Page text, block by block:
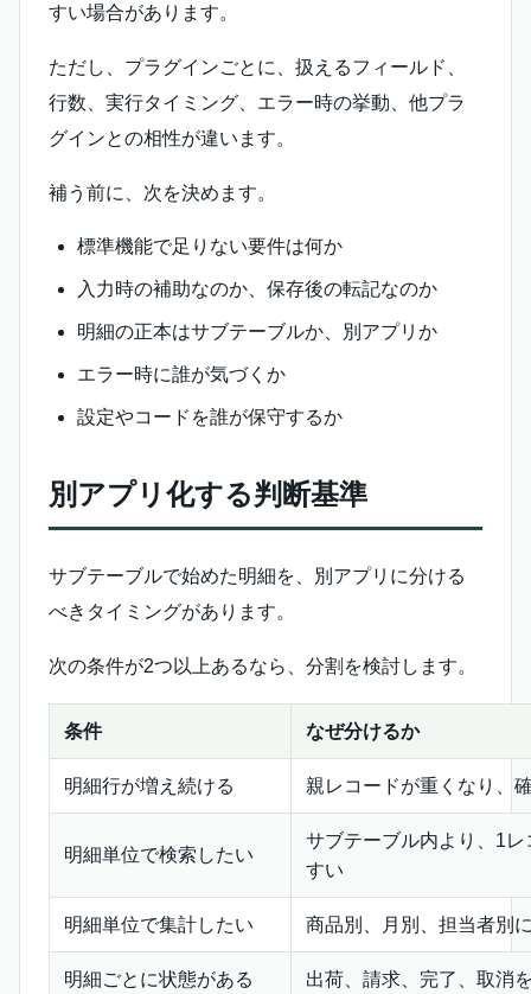
すい場合があります。
ただし、プラグインごとに、扱えるフィールド、
行数、実行タイミング、エラー時の挙動、他プラ
グインとの相性が違います。
補う前に、次を決めます。
標準機能で足りない要件は何か
入力時の補助なのか、保存後の転記なのか
明細の正本はサブテーブルか、別アプリか
エラー時に誰が気づくか
設定やコードを誰が保守するか
別アプリ化する判断基準
サブテーブルで始めた明細を、別アプリに分ける
べきタイミングがあります。
次の条件が2つ以上あるなら、分割を検討します。
条件 なぜ分けるか
明細行が増え続ける 親レコードが重くなり、
明細単位で検索したい
サブテーブル内より、1
すい
明細単位で集計したい 商品別、月別、担当者別
明細ごとに状態がある 出荷、請求、完了、取消